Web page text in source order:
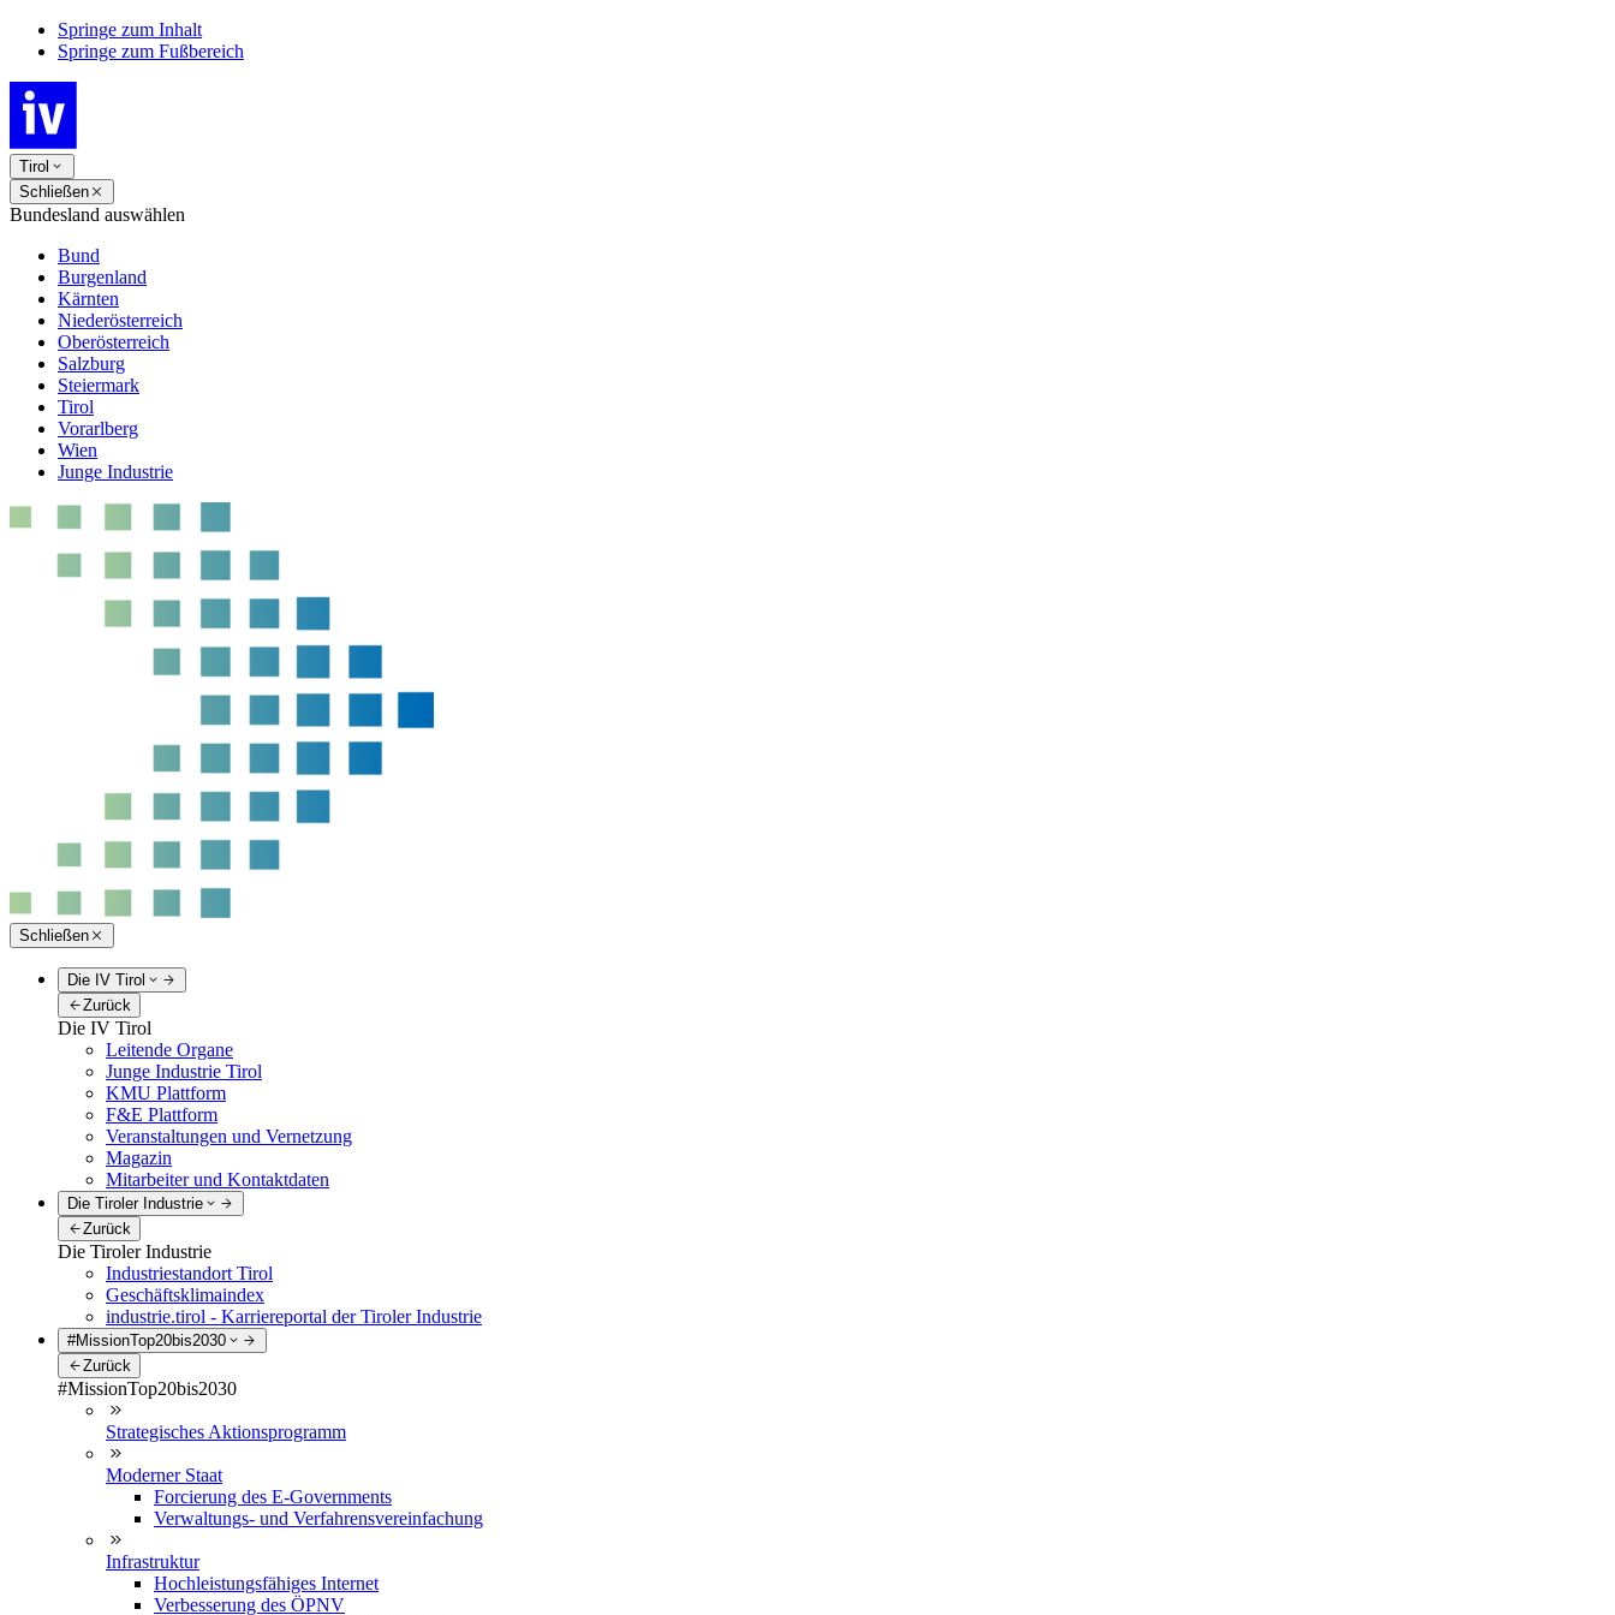
Springe zum Inhalt
Springe zum Fußbereich
Tirol
Schließen
Bundesland auswählen
Bund
Burgenland
Kärnten
Niederösterreich
Oberösterreich
Salzburg
Steiermark
Tirol
Vorarlberg
Wien
Junge Industrie
Schließen
Die IV Tirol
Zurück
Die IV Tirol
Leitende Organe
Junge Industrie Tirol
KMU Plattform
F&E Plattform
Veranstaltungen und Vernetzung
Magazin
Mitarbeiter und Kontaktdaten
Die Tiroler Industrie
Zurück
Die Tiroler Industrie
Industriestandort Tirol
Geschäftsklimaindex
industrie.tirol - Karriereportal der Tiroler Industrie
#MissionTop20bis2030
Zurück
#MissionTop20bis2030
Strategisches Aktionsprogramm
Moderner Staat
Forcierung des E-Governments
Verwaltungs- und Verfahrensvereinfachung
Infrastruktur
Hochleistungsfähiges Internet
Verbesserung des ÖPNV